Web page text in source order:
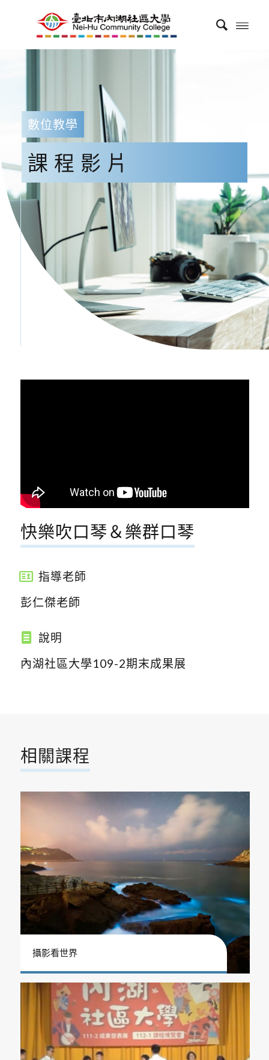
數位教學
課程影片
快樂吹口琴＆樂群口琴
指導老師
彭仁傑老師
說明
內湖社區大學109-2期末成果展
相關課程
攝影看世界